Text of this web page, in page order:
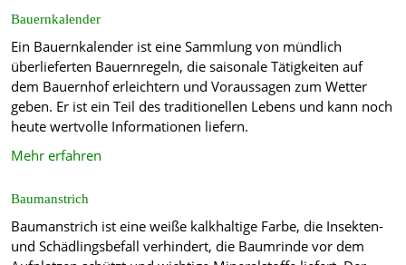
Bauernkalender
Ein Bauernkalender ist eine Sammlung von mündlich
überlieferten Bauernregeln, die saisonale Tätigkeiten auf
dem Bauernhof erleichtern und Voraussagen zum Wetter
geben. Er ist ein Teil des traditionellen Lebens und kann noch
heute wertvolle Informationen liefern.
Mehr erfahren
Baumanstrich
Baumanstrich ist eine weiße kalkhaltige Farbe, die Insekten-
und Schädlingsbefall verhindert, die Baumrinde vor dem